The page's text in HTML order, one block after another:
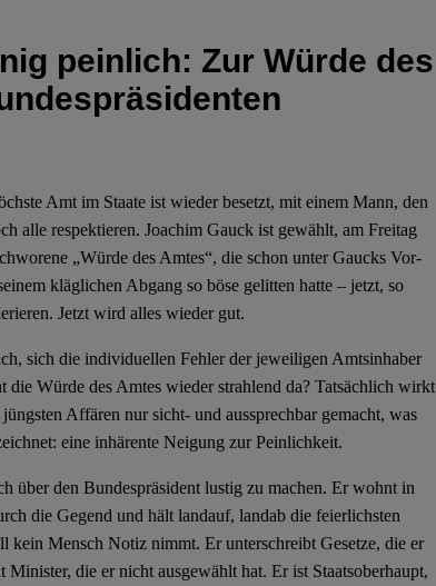
peinlich: Zur Würde des
Amt im Staate ist wieder besetzt, mit einem Mann, den
alle respektieren. Joachim Gauck ist gewählt, am Freitag
„Würde des Amtes“, die schon unter Gaucks Vor-
kläglichen Abgang so böse gelitten hatte – jetzt, so
Jetzt wird alles wieder gut.
sich die individuellen Fehler der jeweiligen Amtsinhaber
die Würde des Amtes wieder strahlend da? Tatsächlich wirkt
Affären nur sicht- und aussprechbar gemacht, was
eine inhärente Neigung zur Peinlichkeit.
über den Bundespräsident lustig zu machen. Er wohnt in
die Gegend und hält landauf, landab die feierlichsten
kein Mensch Notiz nimmt. Er unterschreibt Gesetze, die er
Minister, die er nicht ausgewählt hat. Er ist Staatsoberhaupt,